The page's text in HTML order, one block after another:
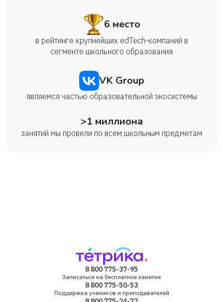
6 место
в рейтинге крупнейших edTech-компаний в
сегменте школьного образования
VK Group
являемся частью образовательной экосистемы
>1 миллиона
занятий мы провели по всем школьным предметам
8 800 775-37-95
Записаться на бесплатное занятие
8 800 775-50-53
Поддержка учеников и преподавателей